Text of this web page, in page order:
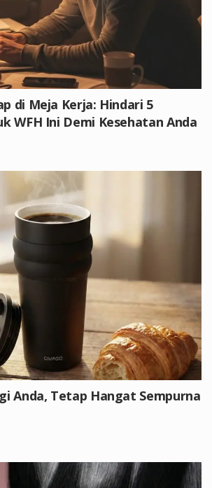
di Meja Kerja: Hindari 5
WFH Ini Demi Kesehatan Anda
Anda, Tetap Hangat Sempurna